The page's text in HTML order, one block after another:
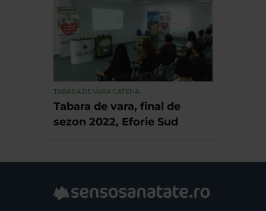
TABARA DE VARA CATENA
Tabara de vara, final de
sezon 2022, Eforie Sud